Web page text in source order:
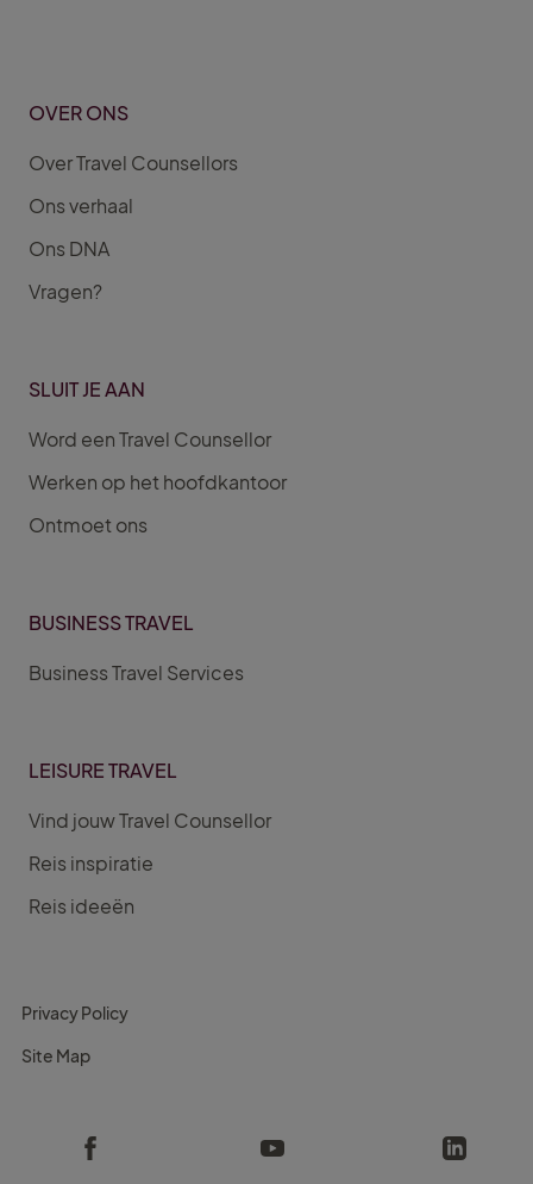
OVER ONS
Over Travel Counsellors
Ons verhaal
Ons DNA
Vragen?
SLUIT JE AAN
Word een Travel Counsellor
Werken op het hoofdkantoor
Ontmoet ons
BUSINESS TRAVEL
Business Travel Services
LEISURE TRAVEL
Vind jouw Travel Counsellor
Reis inspiratie
Reis ideeën
Privacy Policy
Site Map